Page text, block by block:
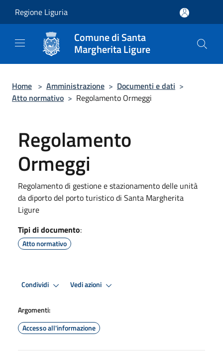
Regione Liguria
Comune di Santa
Margherita Ligure
Home > Amministrazione > Documenti e dati >
Atto normativo > Regolamento Ormeggi
Regolamento
Ormeggi
Regolamento di gestione e stazionamento delle unità
da diporto del porto turistico di Santa Margherita
Ligure
Tipi di documento:
Atto normativo
Condividi Vedi azioni
Argomenti:
Accesso all'informazione